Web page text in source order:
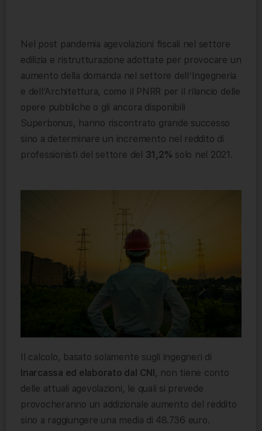
Nel post pandemia agevolazioni fiscali nel settore
edilizia e ristrutturazione adottate per provocare un
aumento della domanda nel settore dell’Ingegneria
e dell’Architettura, come il PNRR per il rilancio delle
opere pubbliche o gli ancora disponibili
Superbonus, hanno riscontrato grande successo
sino a determinare un incremento nel reddito di
professionisti del settore del 31,2% solo nel 2021.
Il calcolo, basato solamente sugli ingegneri di
Inarcassa ed elaborato dal CNI, non tiene conto
delle attuali agevolazioni, le quali si prevede
provocheranno un addizionale aumento del reddito
sino a raggiungere una media di 48.736 euro.